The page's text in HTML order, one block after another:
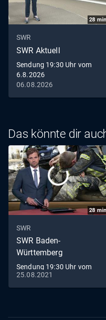
28 min
SWR
SWR Aktuell
Sendung 19:30 Uhr vom
6.8.2026
06.08.2026
Das könnte dir
28min
SWR
SWR Baden-
Württemberg
Sendung 19:30 Uhr vom
25.8.2021
25.08.2021